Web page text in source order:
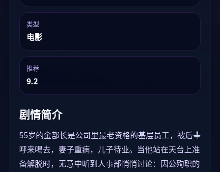
类型
电影
推荐
9.2
剧情简介
55岁的金部长是公司里最老资格的基层员工，被后辈
呼来喝去，妻子重病，儿子待业。当他站在天台上准
备解脱时，无意中听到人事部悄悄讨论：因公殉职的